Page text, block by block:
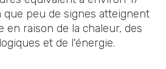
que peu de signes atteignent
en raison de la chaleur, des
et de l'énergie.